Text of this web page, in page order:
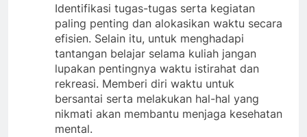
Identifikasi tugas-tugas serta kegiatan
paling penting dan alokasikan waktu secara
efisien. Selain itu, untuk menghadapi
tantangan belajar selama kuliah jangan
lupakan pentingnya waktu istirahat dan
rekreasi. Memberi diri waktu untuk
bersantai serta melakukan hal-hal yang
nikmati akan membantu menjaga kesehatan
mental.